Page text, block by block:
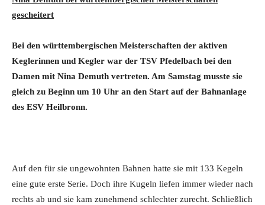
gescheitert
Bei den württembergischen Meisterschaften der aktiven
Keglerinnen und Kegler war der TSV Pfedelbach bei den
Damen mit Nina Demuth vertreten. Am Samstag musste sie
gleich zu Beginn um 10 Uhr an den Start auf der Bahnanlage
des ESV Heilbronn.
Auf den für sie ungewohnten Bahnen hatte sie mit 133 Kegeln
eine gute erste Serie. Doch ihre Kugeln liefen immer wieder nach
rechts ab und sie kam zunehmend schlechter zurecht. Schließlich